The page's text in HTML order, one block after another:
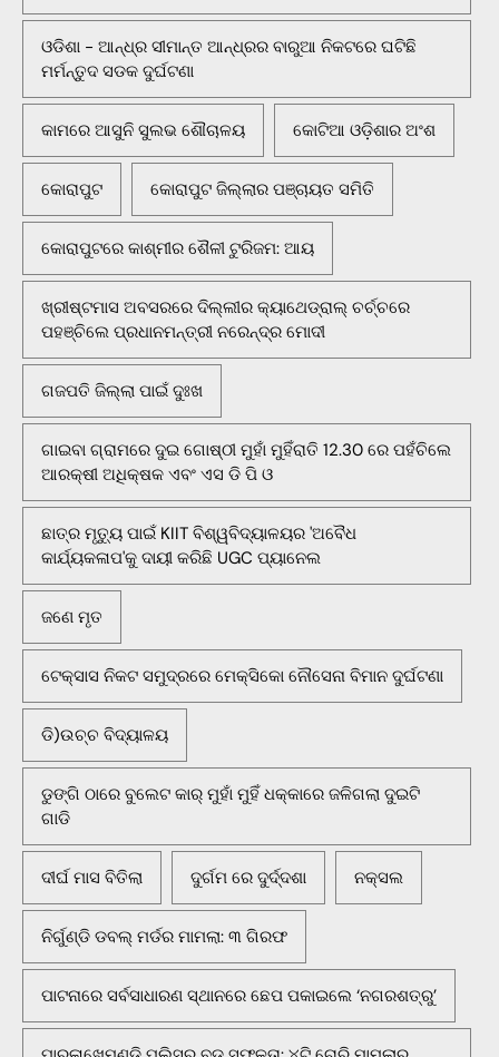
ଓଡିଶା - ଆନ୍ଧ୍ର ସୀମାନ୍ତ ଆନ୍ଧ୍ରର ବାରୁଆ ନିକଟରେ ଘଟିଛି
ମର୍ମନ୍ତୁଦ ସଡକ ଦୁର୍ଘଟଣା
କାମରେ ଆସୁନି ସୁଲଭ ଶୌଚାଳୟ କୋଟିଆ ଓଡ଼ିଶାର ଅଂଶ
କୋରାପୁଟ କୋରାପୁଟ ଜିଲ୍ଲାର ପଞ୍ଚାୟତ ସମିତି
କୋରାପୁଟରେ କାଶ୍ମୀର ଶୈଳୀ ଟୁରିଜମ: ଆୟ
ଖ୍ରୀଷ୍ଟମାସ ଅବସରରେ ଦିଲ୍ଲୀର କ୍ୟାଥେଡ୍ରାଲ୍ ଚର୍ଚ୍ଚରେ
ପହଞ୍ଚିଲେ ପ୍ରଧାନମନ୍ତ୍ରୀ ନରେନ୍ଦ୍ର ମୋଦୀ
ଗଜପତି ଜିଲ୍ଲା ପାଇଁ ଦୁଃଖ
ଗାଇବା ଗ୍ରାମରେ ଦୁଇ ଗୋଷ୍ଠୀ ମୁହାଁ ମୁହିଁରାତି 12.30 ରେ ପହଁଚିଲେ
ଆରକ୍ଷୀ ଅଧିକ୍ଷକ ଏବଂ ଏସ ଡି ପି ଓ
ଛାତ୍ର ମୃତ୍ୟୁ ପାଇଁ KIIT ବିଶ୍ୱବିଦ୍ୟାଳୟର 'ଅବୈଧ
କାର୍ଯ୍ୟକଳାପ'କୁ ଦାୟୀ କରିଛି UGC ପ୍ୟାନେଲ
ଜଣେ ମୃତ
ଟେକ୍ସାସ ନିକଟ ସମୁଦ୍ରରେ ମେକ୍ସିକୋ ନୌସେନା ବିମାନ ଦୁର୍ଘଟଣା
ଡି)ଉଚ୍ଚ ବିଦ୍ୟାଳୟ
ଡୁଙ୍ଗି ଠାରେ ବୁଲେଟ କାର୍ ମୁହାଁ ମୁହିଁ ଧକ୍କାରେ ଜଳିଗଲା ଦୁଇଟି
ଗାଡି
ଦୀର୍ଘ ମାସ ବିତିଲା ଦୁର୍ଗମ ରେ ଦୁର୍ଦ୍ଦଶା ନକ୍ସଲ
ନିର୍ଗୁଣ୍ଡି ଡବଲ୍ ମର୍ଡର ମାମଲା: ୩ ଗିରଫ
ପାଟନାରେ ସର୍ବସାଧାରଣ ସ୍ଥାନରେ ଛେପ ପକାଇଲେ ‘ନଗରଶତ୍ରୁ’